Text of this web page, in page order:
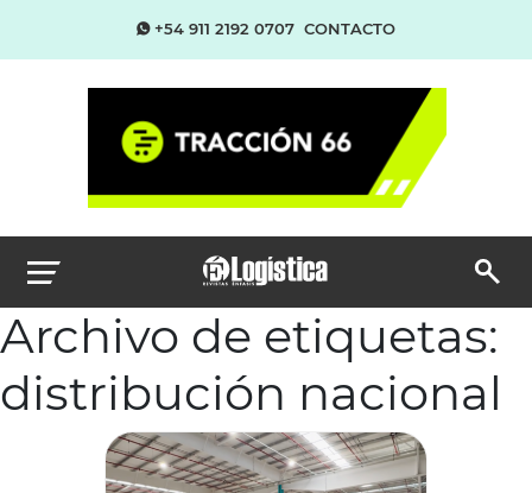
+54 911 2192 0707 CONTACTO
Archivo de etiquetas:
distribución nacional